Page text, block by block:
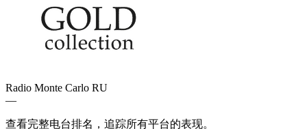
Radio Monte Carlo RU
—
查看完整电台排名，追踪所有平台的表现。